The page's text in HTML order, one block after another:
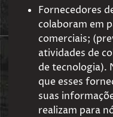
Fornecedores
colaboram em
comerciais;
atividades de
de tecnologia).
que esses
suas
realizam para